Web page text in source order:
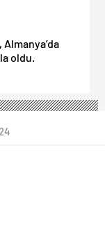
oldu.